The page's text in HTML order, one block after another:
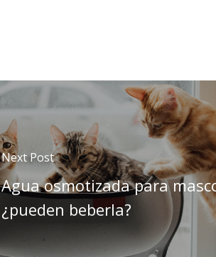
Next Post
Agua osmotizada para
¿pueden beberla?